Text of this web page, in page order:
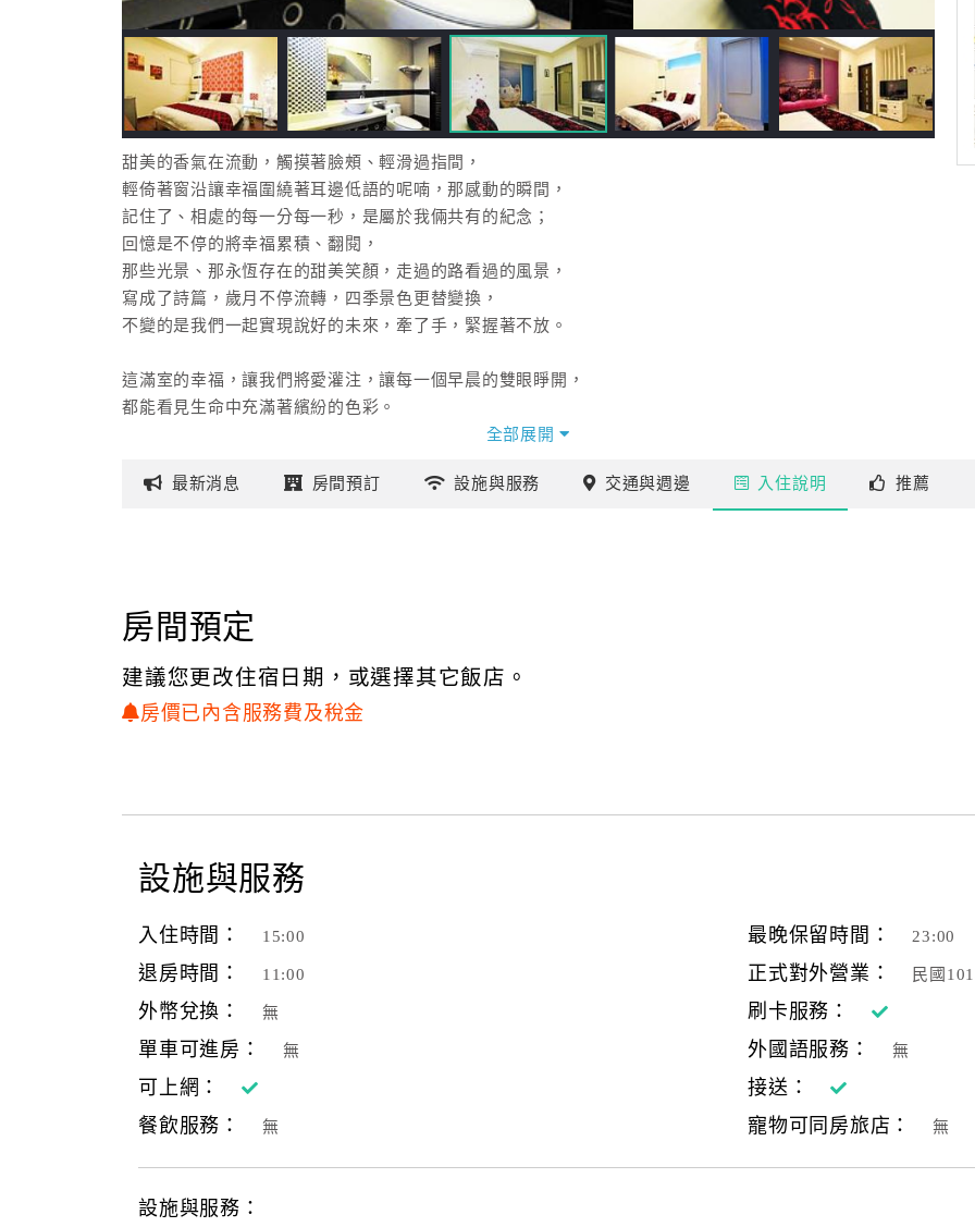
甜美的香氣在流動，觸摸著臉頰、輕滑過指間，
輕倚著窗沿讓幸福圍繞著耳邊低語的呢喃，那感動的瞬間，
記住了、相處的每一分每一秒，是屬於我倆共有的紀念；
回憶是不停的將幸福累積、翻閱，
那些光景、那永恆存在的甜美笑顏，走過的路看過的風景，
寫成了詩篇，歲月不停流轉，四季景色更替變換，
不變的是我們一起實現說好的未來，牽了手，緊握著不放。
這滿室的幸福，讓我們將愛灌注，讓每一個早晨的雙眼睜開，
都能看見生命中充滿著繽紛的色彩。
全部展開
最新消息 房間預訂 設施與服務 交通與週邊 入住說明 推薦
房間預定
建議您更改住宿日期，或選擇其它飯店。
房價已內含服務費及稅金
設施與服務
入住時間： 15:00 最晚保留時間： 23:00
退房時間： 11:00 正式對外營業： 民國
外幣兌換： 無
刷卡服務：
單車可進房：
無 外國語服務： 無
可上網：
接送：
餐飲服務：
無 寵物可同房旅店： 無
設施與服務：